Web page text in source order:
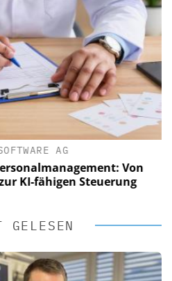
AG
Von
KI-fähigen Steuerung
GELESEN